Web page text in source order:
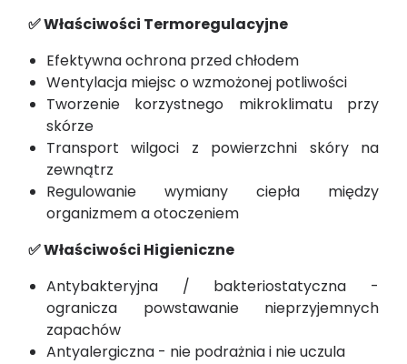
✅ Właściwości Termoregulacyjne
Efektywna ochrona przed chłodem
Wentylacja miejsc o wzmożonej potliwości
Tworzenie korzystnego mikroklimatu przy
skórze
Transport wilgoci z powierzchni skóry na
zewnątrz
Regulowanie wymiany ciepła między
organizmem a otoczeniem
✅ Właściwości Higieniczne
Antybakteryjna / bakteriostatyczna -
ogranicza powstawanie nieprzyjemnych
zapachów
Antyalergiczna - nie podrażnia i nie uczula